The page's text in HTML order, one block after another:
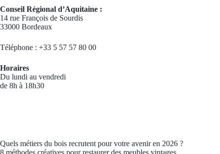
Conseil Régional d’Aquitaine :
14 rue François de Sourdis
33000 Bordeaux
Téléphone : +33 5 57 57 80 00
Horaires
Du lundi au vendredi
de 8h à 18h30
Quels métiers du bois recrutent pour votre avenir en 2026 ?
8 méthodes créatives pour restaurer des meubles vintages